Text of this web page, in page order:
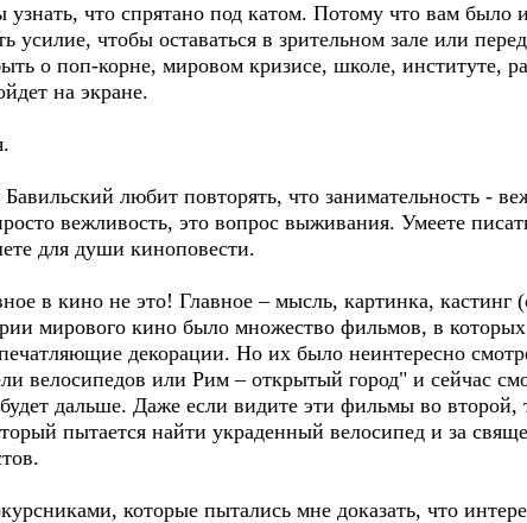
что спрятано под катом. Потому что вам было
чтобы оставаться в зрительном зале или
о поп-корне, мировом кризисе, школе, институте,
на экране.
любит повторять, что занимательность -
вежливость, это вопрос выживания. Умеете
для души киноповести.
в кино не это! Главное – мысль, картинка,
мирового кино было множество фильмов, в
декорации. Но их было неинтересно
велосипедов или Рим – открытый город" и сейчас
дальше. Даже если видите эти фильмы во
пытается найти украденный велосипед и за
которые пытались мне доказать, что